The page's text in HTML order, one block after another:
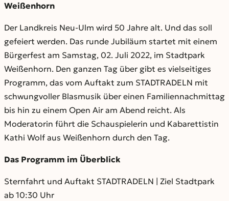
Weißenhorn
Der Landkreis Neu-Ulm wird 50 Jahre alt. Und das soll
gefeiert werden. Das runde Jubiläum startet mit einem
Bürgerfest am Samstag, 02. Juli 2022, im Stadtpark
Weißenhorn. Den ganzen Tag über gibt es vielseitiges
Programm, das vom Auftakt zum STADTRADELN mit
schwungvoller Blasmusik über einen Familiennachmittag
bis hin zu einem Open Air am Abend reicht. Als
Moderatorin führt die Schauspielerin und Kabarettistin
Kathi Wolf aus Weißenhorn durch den Tag.
Das Programm im Überblick
Sternfahrt und Auftakt STADTRADELN | Ziel Stadtpark
ab 10:30 Uhr